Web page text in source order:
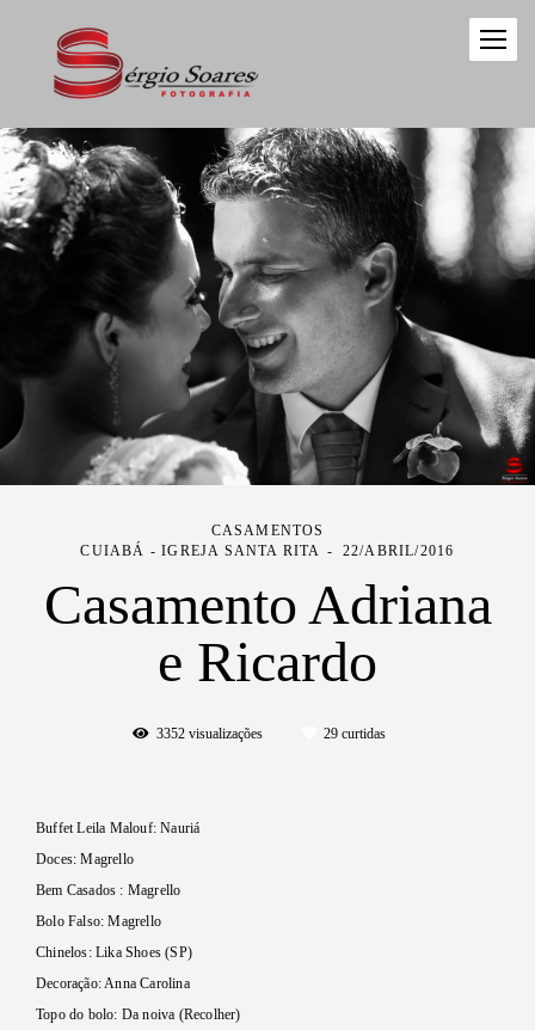
CASAMENTOS
CUIABÁ - IGREJA SANTA RITA
22/ABRIL/2016
Casamento Adriana
e Ricardo
3352visualizações 29curtidas
Buffet Leila Malouf: Nauriá
Doces: Magrello
Bem Casados : Magrello
Bolo Falso: Magrello
Chinelos: Lika Shoes (SP)
Decoração: Anna Carolina
Topo do bolo: Da noiva (Recolher)